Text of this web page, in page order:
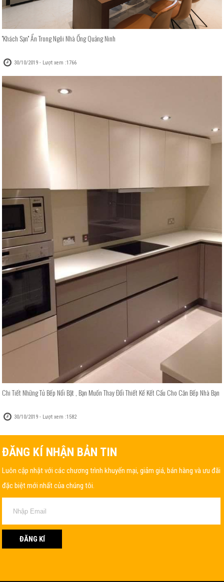
''Khách Sạn'' Ẩn Trong Ngôi Nhà Ống Quảng Ninh
30/10/2019 - Lượt xem :1766
Chi Tiết Những Tủ Bếp Nổi Bật , Bạn Muốn Thay Đổi Thiết Kế Kết Cấu Cho Căn Bếp Nhà Bạn
30/10/2019 - Lượt xem :1582
ĐĂNG KÍ NHẬN BẢN TIN
Luôn cập nhật với các chương trình khuyến mại, giảm giá, bán hàng và ưu đãi
đặc biệt mới nhất của chúng tôi.
ĐĂNG KÍ